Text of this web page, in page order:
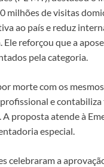
milhões de visitas
ao país e reduz
reforçou que a
pela categoria.
morte com os
e
A proposta atende à
especial.
celebraram a